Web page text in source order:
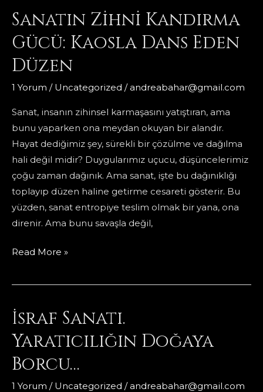
ve
Sanatta
Denge
Arayışı
Sanatın Zihni Kandırma
Gücü: Kaosla Dans Eden
Düzen
1 Yorum / Uncategorized /andreabahar@gmail.com
Sanat, insanın zihinsel karmaşasını yatıştıran, ama
bunu yaparken ona meydan okuyan bir alandır.
Hayat dediğimiz şey, sürekli bir çözülme ve dağılma
hali değil midir? Duygularımız uçucu, düşüncelerimiz
çoğu zaman dağınık. Ama sanat, işte bu dağınıklığı
toplayıp düzen haline getirme cesareti gösterir. Bu
yüzden, sanat entropiye teslim olmak bir yana, ona
direnir. Ama bunu savaşla değil,
Sanatın
Kandırma
Kaosla
Eden
Düzen
Read More »
İsraf Sanatı.
Yaratıcılığın Doğaya
Borcu…
1 Yorum / Uncategorized /andreabahar@gmail.com